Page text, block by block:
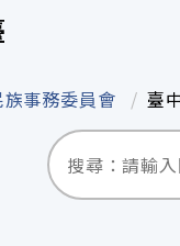
放平臺
事務委員會 臺